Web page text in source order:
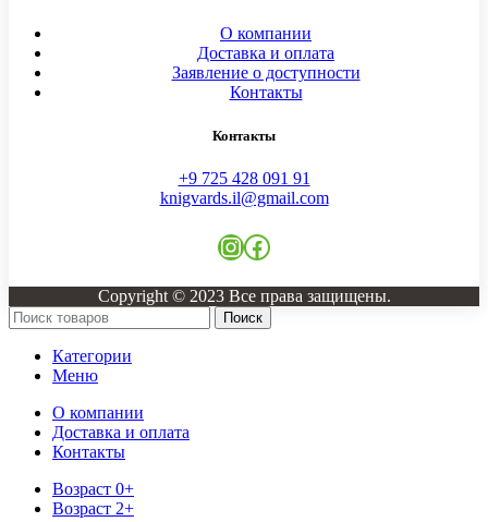
О компании
Доставка и оплата
Заявление о доступности
Контакты
Контакты
+9 725 428 091 91
knigvards.il@gmail.com
Instagram
Facebook
Copyright © 2023 Все права защищены.
Поиск
Категории
Меню
О компании
Доставка и оплата
Контакты
Возраст 0+
Возраст 2+